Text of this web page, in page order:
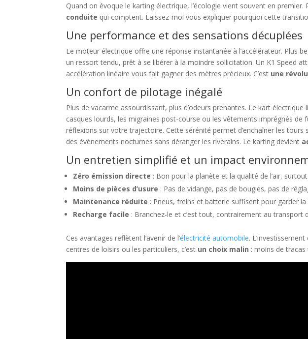
Quand on évoque le karting électrique, l’écologie vient souvent en
conduite qui comptent. Laissez-moi vous expliquer pourquoi cette
Une performance et des sensations décuplées
Le moteur électrique offre une réponse instantanée à l’accélérateur. Plus
un ressort tendu, prêt à se libérer à la moindre sollicitation. Un K1 Speed
accélération linéaire vous fait gagner des mètres précieux. C’est une
Un confort de pilotage inégalé
Plus de vacarme assourdissant, plus d’odeurs prenantes. Le kart
casques lourds, les migraines post-course ou les vêtements imprégnés
réflexions sur votre trajectoire. Cette sérénité permet d’enchaîner les
des événements nocturnes sans déranger les riverains. Le karting devient
Un entretien simplifié et un impact
Zéro émission directe : Bon pour la planète et la qualité de l’air,
Moins de pièces d’usure : Pas de vidange, pas de bougies, pas de
Maintenance réduite : Pneus, freins et batterie suffisent pour garder
Recharge facile : Branchez-le et c’est tout, contrairement au transport
Ces avantages reflètent l’avenir de l’électricité automobile.
centres de loisirs ou les particuliers, c’est un choix malin : moins de tracas